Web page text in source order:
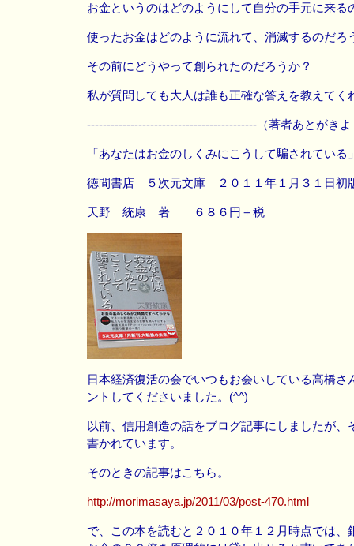
お金というのはどのようにして自分の手元に来る
使ったお金はどのように流れて、消滅するのだろ
その前にどうやって創られたのだろうか？
私が質問しても大人は誰も正確な答えを教えてく
-------------------------------------------（著者あとがき
「あなたはお金のしくみにこうして騙されている
徳間書店 ５次元文庫 ２０１１年１月３１日初
天野 統康 著 ６８６円＋税
日本経済復活の会でいつもお会いしている高橋さ
ントしてくださいました。(^^)
以前、信用創造の話をブログ記事にしましたが、
書かれています。
そのときの記事はこちら。
http://morimasaya.jp/2011/03/post-470.html
で、この本を読むと２０１０年１２月時点では、